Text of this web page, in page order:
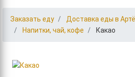
Заказать еду
Доставка еды в
Напитки, чай, кофе
Какао